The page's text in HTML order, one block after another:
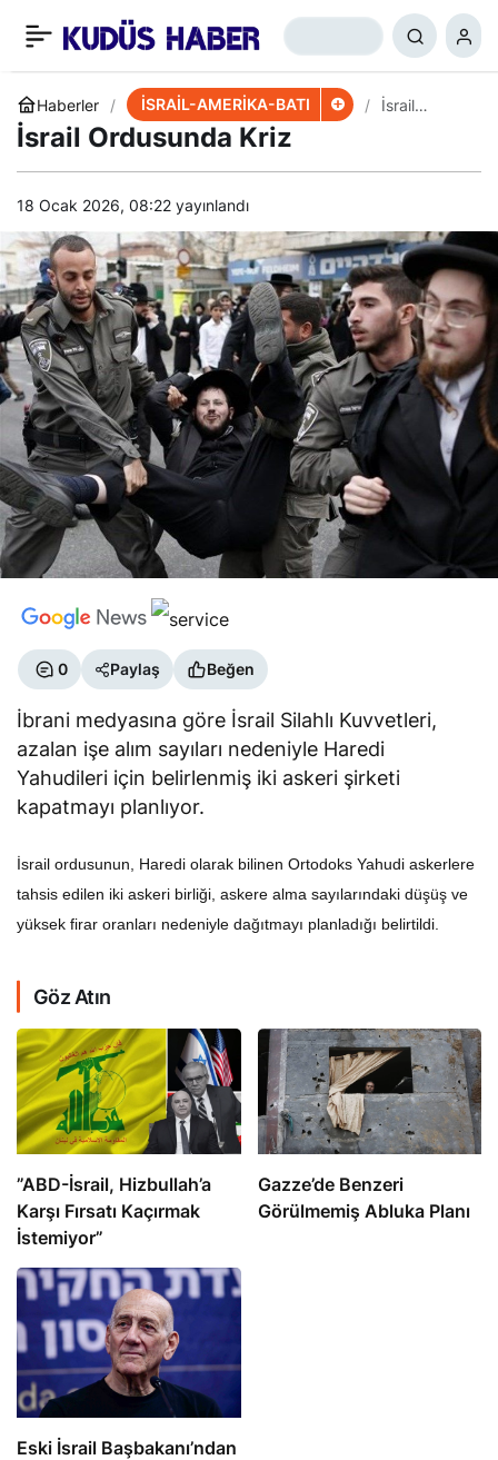
Haberler İSRAİL-AMERİKA-BATI
İsrail
İsrail Ordusunda Kriz
18 Ocak 2026, 08:22 yayınlandı
0 Paylaş Beğen
İbrani medyasına göre İsrail Silahlı Kuvvetleri,
azalan işe alım sayıları nedeniyle Haredi
Yahudileri için belirlenmiş iki askeri şirketi
kapatmayı planlıyor.
İsrail ordusunun, Haredi olarak bilinen Ortodoks Yahudi askerlere
tahsis edilen iki askeri birliği, askere alma sayılarındaki düşüş ve
yüksek firar oranları nedeniyle dağıtmayı planladığı belirtildi.
Göz Atın
​​​​​​​”ABD-İsrail, Hizbullah’a
Karşı Fırsatı Kaçırmak
İstemiyor”
​​​​​​​Gazze’de Benzeri
Görülmemiş Abluka Planı
Eski İsrail Başbakanı’ndan
ABD’li Siyasi: İsrail
Cumhurbaşkanını Boykot
Edeceğim
+ 0 Paylaş